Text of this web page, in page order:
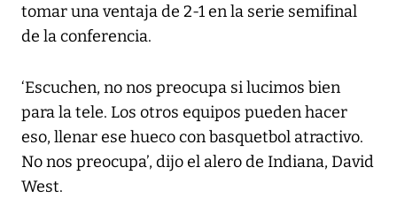
tomar una ventaja de 2-1 en la serie semifinal
de la conferencia.
‘Escuchen, no nos preocupa si lucimos bien
para la tele. Los otros equipos pueden hacer
eso, llenar ese hueco con basquetbol atractivo.
No nos preocupa’, dijo el alero de Indiana, David
West.